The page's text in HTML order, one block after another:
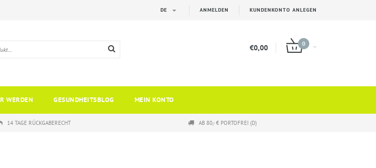
ANMELDEN KUNDENKONTO ANLEGEN
DE
€0,00 0
WERDEN GESUNDHEITSBLOG MEIN KONTO
14 TAGE RÜCKGABERECHT AB 80,- € PORTOFREI (D)